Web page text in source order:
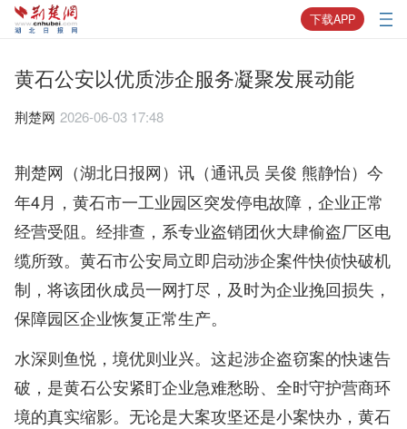
下载APP
黄石公安以优质涉企服务凝聚发展动能
荆楚网 2026-06-03 17:48
荆楚网（湖北日报网）讯 （通讯员 吴俊 熊静怡）今
年4月，黄石市一工业园区突发停电故障，企业正常
经营受阻。经排查，系专业盗销团伙大肆偷盗厂区电
缆所致。黄石市公安局立即启动涉企案件快侦快破机
制，将该团伙成员一网打尽，及时为企业挽回损失，
保障园区企业恢复正常生产。
水深则鱼悦，境优则业兴。这起涉企盗窃案的快速告
破，是黄石公安紧盯企业急难愁盼、全时守护营商环
境的真实缩影。无论是大案攻坚还是小案快办，黄石